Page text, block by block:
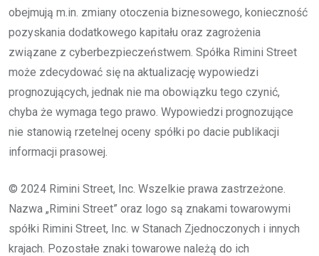
obejmują m.in. zmiany otoczenia biznesowego, konieczność
pozyskania dodatkowego kapitału oraz zagrożenia
związane z cyberbezpieczeństwem. Spółka Rimini Street
może zdecydować się na aktualizację wypowiedzi
prognozujących, jednak nie ma obowiązku tego czynić,
chyba że wymaga tego prawo. Wypowiedzi prognozujące
nie stanowią rzetelnej oceny spółki po dacie publikacji
informacji prasowej.
© 2024 Rimini Street, Inc. Wszelkie prawa zastrzeżone.
Nazwa „Rimini Street” oraz logo są znakami towarowymi
spółki Rimini Street, Inc. w Stanach Zjednoczonych i innych
krajach. Pozostałe znaki towarowe należą do ich